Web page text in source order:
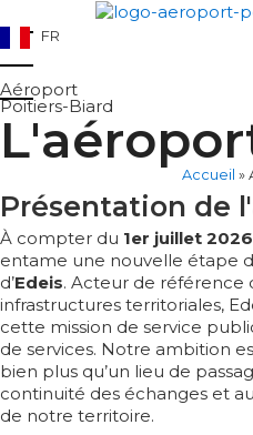
FR
Aéroport
Poitiers-Biard
Accueil »
Présentation de
À compter du 1er juillet 2026
entame une nouvelle étape
d’Edeis. Acteur de référence
infrastructures territoriales,
cette mission de service
de services. Notre ambition
bien plus qu’un lieu de
continuité des échanges et
de notre territoire.